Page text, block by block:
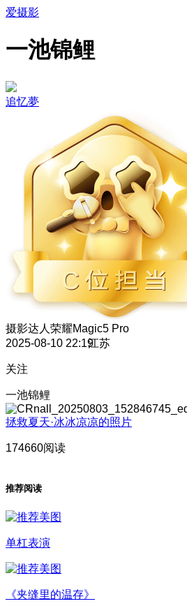
爱摄影
一池锦鲤
追忆夢
摄影达人 荣耀Magic5 Pro
2025-08-10 22:19江苏
关注
一池锦鲤
拯救夏天·冰冰凉凉的照片
174660阅读
推荐阅读
单杠表演
《夹缝里的温存》